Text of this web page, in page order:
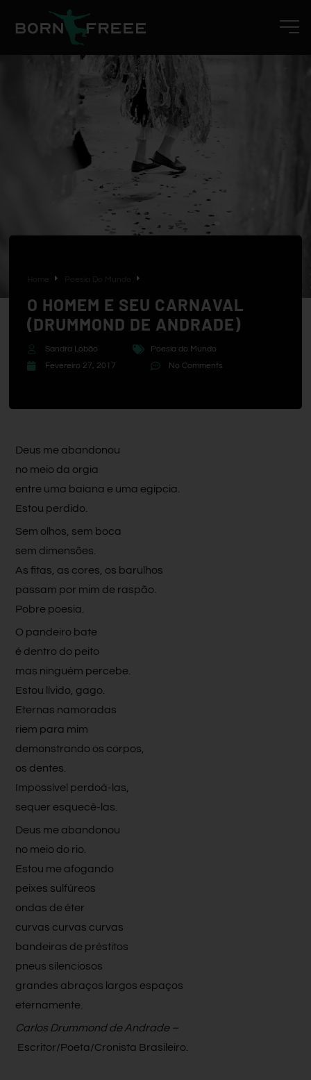
Poesia Do Mundo
O HOMEM E SEU CARNAVAL
(DRUMMOND DE ANDRADE)
Sandra Lobão
Poesia do Mundo
Fevereiro 27, 2017
No Comments
Deus me abandonou
no meio da orgia
entre uma baiana e uma egípcia.
Estou perdido.
Sem olhos, sem boca
sem dimensões.
As fitas, as cores, os barulhos
passam por mim de raspão.
Pobre poesia.
O pandeiro bate
é dentro do peito
mas ninguém percebe.
Estou lívido, gago.
Eternas namoradas
riem para mim
demonstrando os corpos,
os dentes.
Impossível perdoá-las,
sequer esquecê-las.
Deus me abandonou
no meio do rio.
Estou me afogando
peixes sulfúreos
ondas de éter
curvas curvas curvas
bandeiras de préstitos
pneus silenciosos
grandes abraços largos espaços
eternamente.
Carlos Drummond de Andrade –
Escritor/Poeta/Cronista Brasileiro.